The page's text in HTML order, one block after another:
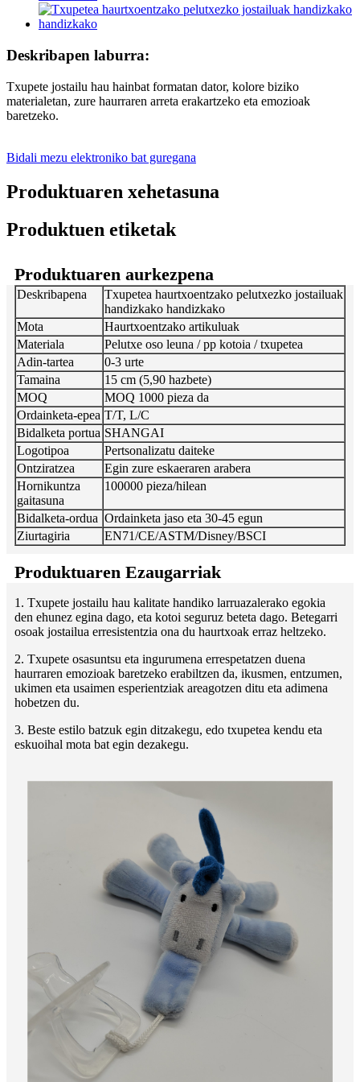
Deskribapen laburra:
Txupete jostailu hau hainbat formatan dator, kolore biziko
materialetan, zure haurraren arreta erakartzeko eta emozioak
baretzeko.
Bidali mezu elektroniko bat guregana
Produktuaren xehetasuna
Produktuen etiketak
Produktuaren aurkezpena
Deskribapena
Txupetea haurtxoentzako pelutxezko jostailuak
handizkako handizkako
Mota
Haurtxoentzako artikuluak
Materiala
Pelutxe oso leuna / pp kotoia / txupetea
Adin-tartea
0-3 urte
Tamaina
15 cm (5,90 hazbete)
MOQ
MOQ 1000 pieza da
Ordainketa-epea T/T, L/C
Bidalketa portua SHANGAI
Logotipoa
Pertsonalizatu daiteke
Ontziratzea
Egin zure eskaeraren arabera
Hornikuntza
gaitasuna
100000 pieza/hilean
Bidalketa-ordua Ordainketa jaso eta 30-45 egun
Ziurtagiria
EN71/CE/ASTM/Disney/BSCI
Produktuaren Ezaugarriak
1. Txupete jostailu hau kalitate handiko larruazalerako egokia
den ehunez egina dago, eta kotoi seguruz beteta dago. Betegarri
osoak jostailua erresistentzia ona du haurtxoak erraz heltzeko.
2. Txupete osasuntsu eta ingurumena errespetatzen duena
haurraren emozioak baretzeko erabiltzen da, ikusmen, entzumen,
ukimen eta usaimen esperientziak areagotzen ditu eta adimena
hobetzen du.
3. Beste estilo batzuk egin ditzakegu, edo txupetea kendu eta
eskuoihal mota bat egin dezakegu.